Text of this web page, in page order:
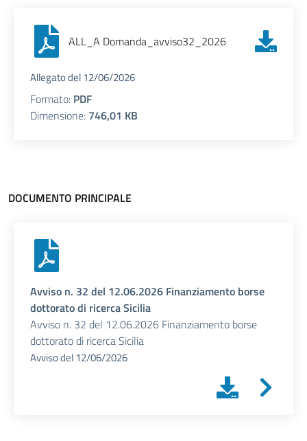
ALL_A Domanda_avviso32_2026
Allegato del 12/06/2026
Formato: PDF
Dimensione: 746,01 KB
DOCUMENTO PRINCIPALE
Avviso n. 32 del 12.06.2026 Finanziamento borse
dottorato di ricerca Sicilia
Avviso n. 32 del 12.06.2026 Finanziamento borse
dottorato di ricerca Sicilia
Avvisodel12/06/2026